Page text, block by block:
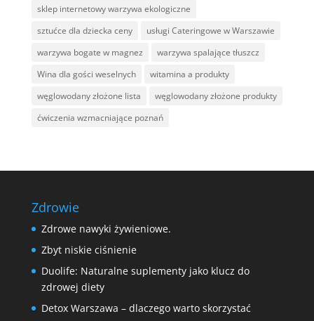
sklep internetowy warzywa ekologiczne
sztućce dla dziecka ceny
usługi Cateringowe w Warszawie
warzywa bogate w magnez
warzywa spalające tłuszcz
Wina dla gości weselnych
witamina a produkty
węglowodany złożone lista
węglowodany złożone produkty
ćwiczenia wzmacniające poznań
Zdrowie
Zdrowe nawyki żywieniowe.
Zbyt niskie ciśnienie
Duolife: Naturalne suplementy jako klucz do
zdrowej diety
Detox Warszawa – dlaczego warto skorzystać